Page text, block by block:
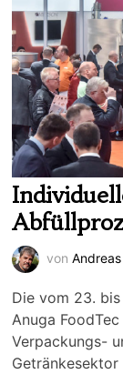
von
Die vom 23.
Anuga
Verpackungs-